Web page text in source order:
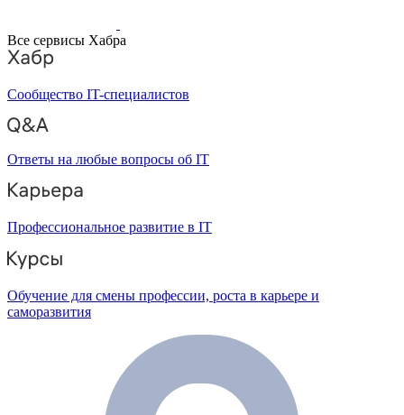
Все сервисы Хабра
Сообщество IT-специалистов
Ответы на любые вопросы об IT
Профессиональное развитие в IT
Обучение для смены профессии, роста в карьере и
саморазвития